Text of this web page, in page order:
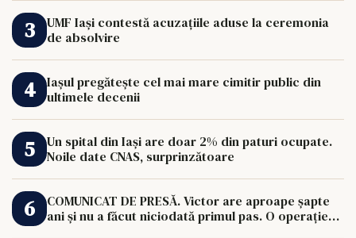
UMF Iași contestă acuzațiile aduse la ceremonia
de absolvire
Iașul pregătește cel mai mare cimitir public din
ultimele decenii
Un spital din Iași are doar 2% din paturi ocupate.
Noile date CNAS, surprinzătoare
COMUNICAT DE PRESĂ. Victor are aproape șapte
ani și nu a făcut niciodată primul pas. O operație